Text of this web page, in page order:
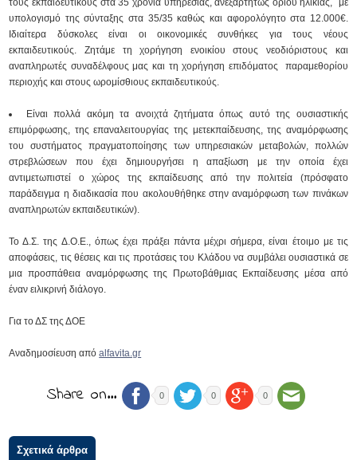
τους εκπαιδευτικούς στα 35 χρόνια υπηρεσίας, ανεξαρτήτως ορίου ηλικίας, με
υπολογισμό της σύνταξης στα 35/35 καθώς και αφορολόγητο στα 12.000€.
Ιδιαίτερα δύσκολες είναι οι οικονομικές συνθήκες για τους νέους
εκπαιδευτικούς. Ζητάμε τη χορήγηση ενοικίου στους νεοδιόριστους και
αναπληρωτές συναδέλφους μας και τη χορήγηση επιδόματος παραμεθορίου
περιοχής και στους ωρομίσθιους εκπαιδευτικούς.
Είναι πολλά ακόμη τα ανοιχτά ζητήματα όπως αυτό της ουσιαστικής
επιμόρφωσης, της επαναλειτουργίας της μετεκπαίδευσης, της αναμόρφωσης
του συστήματος πραγματοποίησης των υπηρεσιακών μεταβολών, πολλών
στρεβλώσεων που έχει δημιουργήσει η απαξίωση με την οποία έχει
αντιμετωπιστεί ο χώρος της εκπαίδευσης από την πολιτεία (πρόσφατο
παράδειγμα η διαδικασία που ακολουθήθηκε στην αναμόρφωση των πινάκων
αναπληρωτών εκπαιδευτικών).
Το Δ.Σ. της Δ.Ο.Ε., όπως έχει πράξει πάντα μέχρι σήμερα, είναι έτοιμο με τις
αποφάσεις, τις θέσεις και τις προτάσεις του Κλάδου να συμβάλει ουσιαστικά σε
μια προσπάθεια αναμόρφωσης της Πρωτοβάθμιας Εκπαίδευσης μέσα από
έναν ειλικρινή διάλογο.
Για το ΔΣ της ΔΟΕ
Αναδημοσίευση απόalfavita.gr
Share on… 0 0 0
Σχετικά άρθρα